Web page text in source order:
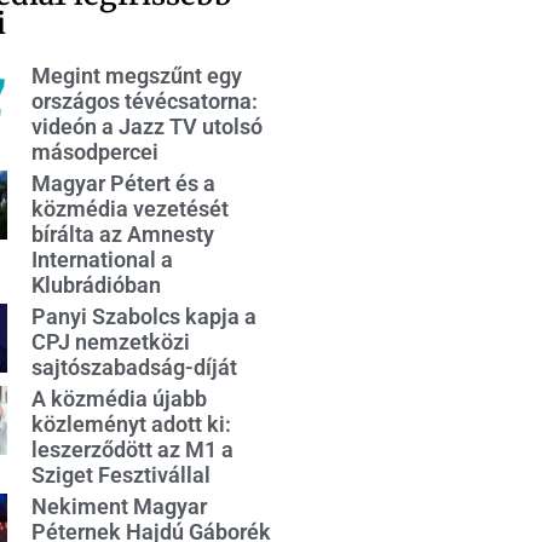
Megint megszűnt egy
országos tévécsatorna:
videón a Jazz TV utolsó
másodpercei
Magyar Pétert és a
közmédia vezetését
bírálta az Amnesty
International a
Klubrádióban
Panyi Szabolcs kapja a
CPJ nemzetközi
sajtószabadság-díját
A közmédia újabb
közleményt adott ki:
leszerződött az M1 a
Sziget Fesztivállal
Nekiment Magyar
Péternek Hajdú Gáborék